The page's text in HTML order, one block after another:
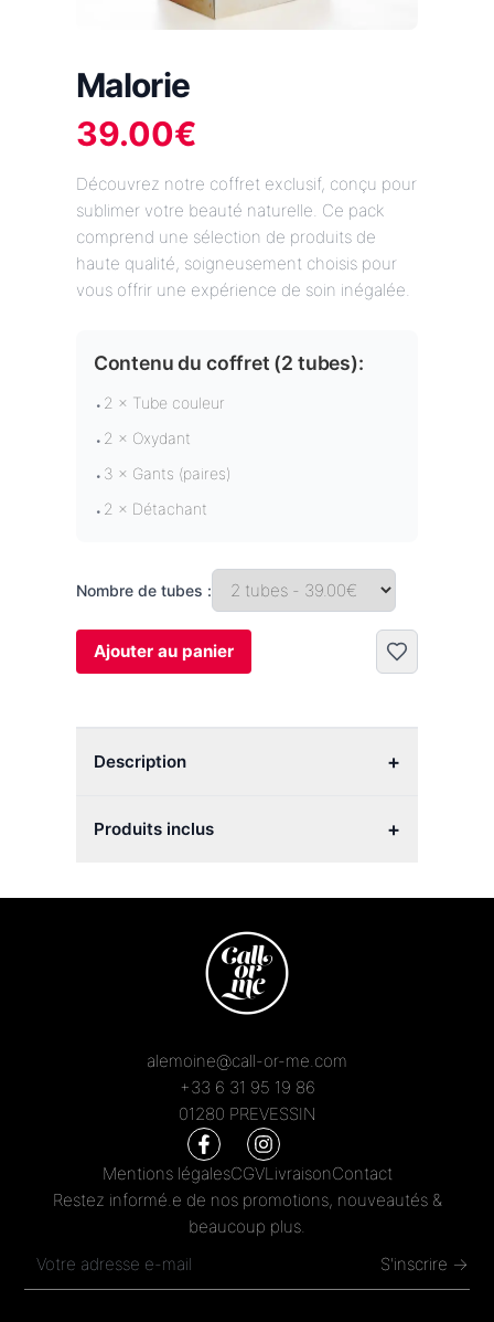
Malorie
39.00€
Découvrez notre coffret exclusif, conçu pour
sublimer votre beauté naturelle. Ce pack
comprend une sélection de produits de
haute qualité, soigneusement choisis pour
vous offrir une expérience de soin inégalée.
Contenu du coffret (2 tubes):
• 2 × Tube couleur
• 2 × Oxydant
• 3 × Gants (paires)
• 2 × Détachant
Nombre de tubes :
Ajouter au panier
Description +
Produits inclus +
alemoine@call-or-me.com
+33 6 31 95 19 86
01280 PREVESSIN
Mentions légalesCGVLivraisonContact
Restez informé.e de nos promotions, nouveautés &
beaucoup plus.
S'inscrire →